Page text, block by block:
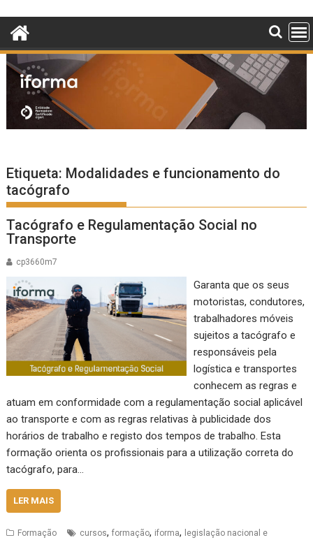
content
Etiqueta: Modalidades e funcionamento do
tacógrafo
Tacógrafo e Regulamentação Social no
Transporte
cp3660m7
Garanta que os seus
motoristas, condutores,
trabalhadores móveis
sujeitos a tacógrafo e
responsáveis pela
logística e transportes
conhecem as regras e
atuam em conformidade com a regulamentação social aplicável
ao transporte e com as regras relativas à publicidade dos
horários de trabalho e registo dos tempos de trabalho. Esta
formação orienta os profissionais para a utilização correta do
tacógrafo, para…
LER MAIS
Formação cursos,formação, iforma,
legislação nacional e